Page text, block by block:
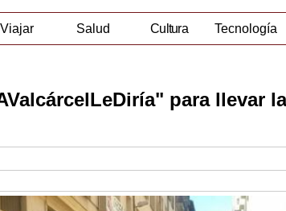
Viajar Salud Cultura Tecnología
para llevar